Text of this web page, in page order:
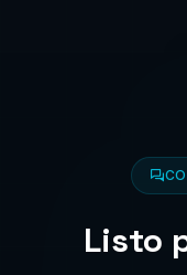
Listo